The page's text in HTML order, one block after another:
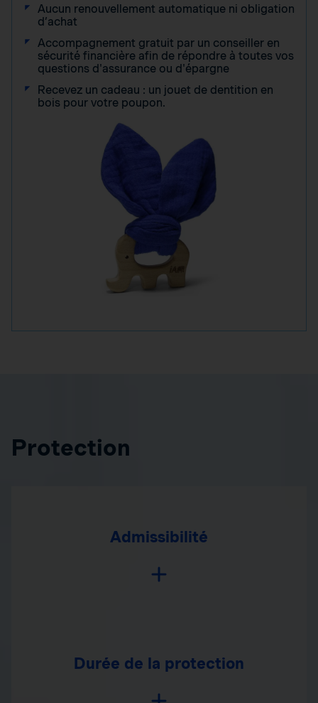
Aucun renouvellement automatique ni obligation
d’achat
Accompagnement gratuit par un conseiller en
sécurité financière afin de répondre à toutes vos
questions d'assurance ou d'épargne
Recevez un cadeau : un jouet de dentition en
bois pour votre poupon.
Protection
Admissibilité
Durée de la protection